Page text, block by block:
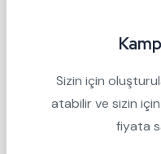
Sizin için
atabilir ve sizin
fiyata